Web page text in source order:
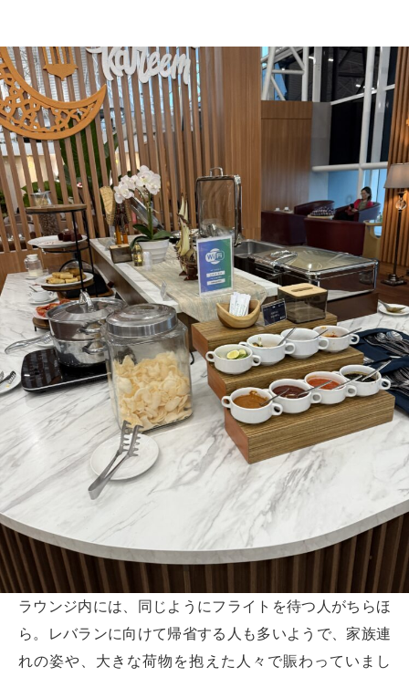
ラウンジ内には、同じようにフライトを待つ人がちらほ
ら。レバランに向けて帰省する人も多いようで、家族連
れの姿や、大きな荷物を抱えた人々で賑わっていまし